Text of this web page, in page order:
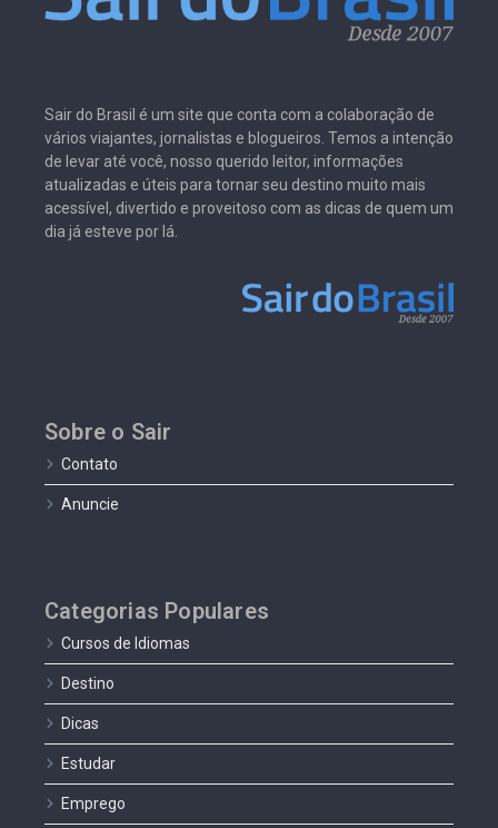
Sair do Brasil é um site que conta com a colaboração de
vários viajantes, jornalistas e blogueiros. Temos a intenção
de levar até você, nosso querido leitor, informações
atualizadas e úteis para tornar seu destino muito mais
acessível, divertido e proveitoso com as dicas de quem um
dia já esteve por lá.
Sobre o Sair
Contato
Anuncie
Categorias Populares
Cursos de Idiomas
Destino
Dicas
Estudar
Emprego